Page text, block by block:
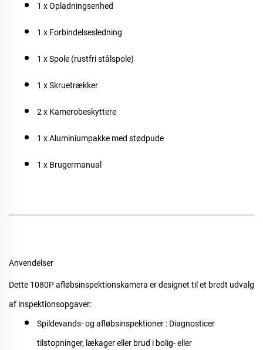
1 x Opladningsenhed
1 x Forbindelsesledning
1 x Spole (rustfri stålspole)
1 x Skruetrækker
2 x Kamerobeskyttere
1 x Aluminiumpakke med stødpude
1 x Brugermanual
Anvendelser
Dette 1080P afløbsinspektionskamera er designet til et bredt udvalg
af inspektionsopgaver:
Spildevands- og afløbsinspektioner : Diagnosticer
tilstopninger, lækager eller brud i bolig- eller